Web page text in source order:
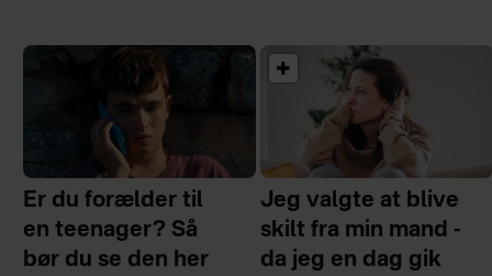
Er du forælder til
en teenager? Så
bør du se den her
Jeg valgte at blive
skilt fra min mand -
da jeg en dag gik